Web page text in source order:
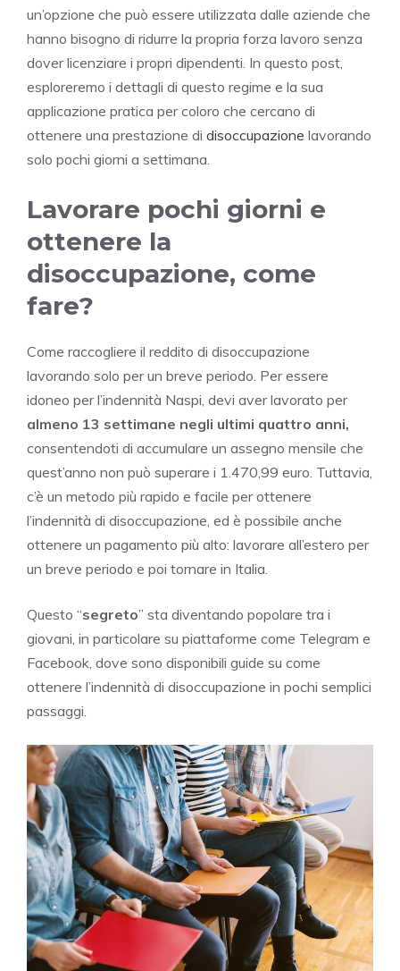
un’opzione che può essere utilizzata dalle aziende che
hanno bisogno di ridurre la propria forza lavoro senza
dover licenziare i propri dipendenti. In questo post,
esploreremo i dettagli di questo regime e la sua
applicazione pratica per coloro che cercano di
ottenere una prestazione di disoccupazione lavorando
solo pochi giorni a settimana.
Lavorare pochi giorni e
ottenere la
disoccupazione, come
fare?
Come raccogliere il reddito di disoccupazione
lavorando solo per un breve periodo. Per essere
idoneo per l’indennità Naspi, devi aver lavorato per
almeno 13 settimane negli ultimi quattro anni,
consentendoti di accumulare un assegno mensile che
quest’anno non può superare i 1.470,99 euro. Tuttavia,
c’è un metodo più rapido e facile per ottenere
l’indennità di disoccupazione, ed è possibile anche
ottenere un pagamento più alto: lavorare all’estero per
un breve periodo e poi tornare in Italia.
Questo “segreto” sta diventando popolare tra i
giovani, in particolare su piattaforme come Telegram e
Facebook, dove sono disponibili guide su come
ottenere l’indennità di disoccupazione in pochi semplici
passaggi.